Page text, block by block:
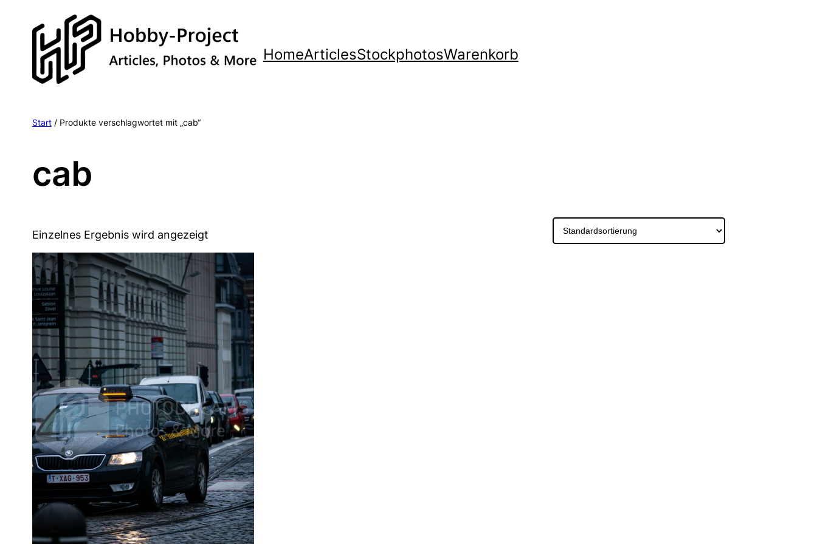
Inhalt
springen
HomeArticlesStockphotosWarenkorb
Start/ Produkte verschlagwortet mit „cab“
cab
Einzelnes Ergebnis wird angezeigt